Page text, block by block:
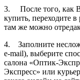
3. После того, как
купить, переходите в
там же можно
4. Заполните
e-mail), выберите
салона «Оптик-
Экспресс» или